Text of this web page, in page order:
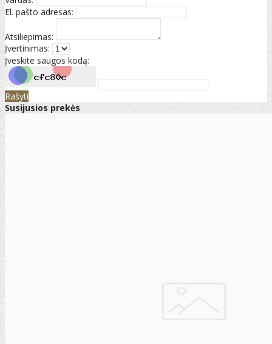
El. pašto adresas:
Atsiliepimas:
Įvertinimas:
Įveskite saugos kodą:
Rašyti
Susijusios prekės